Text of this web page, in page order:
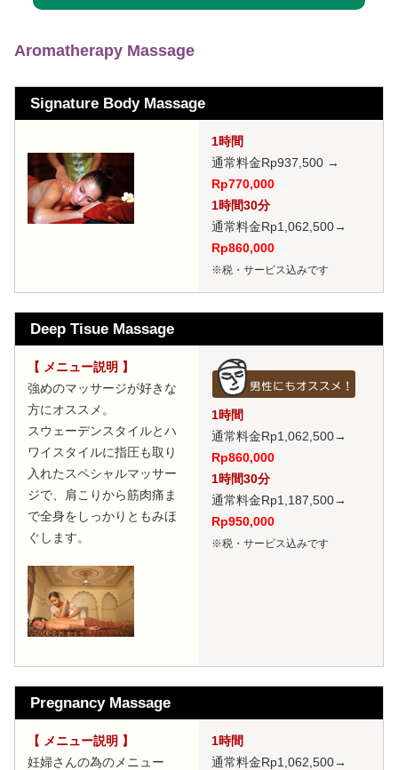
Aromatherapy Massage
Signature Body Massage
1時間
通常料金Rp937,500 →
Rp770,000
1時間30分
通常料金Rp1,062,500→
Rp860,000
※税・サービス込みです
Deep Tisue Massage
【 メニュー説明 】
強めのマッサージが好きな
方にオススメ。
スウェーデンスタイルとハ
ワイスタイルに指圧も取り
入れたスペシャルマッサー
ジで、肩こりから筋肉痛ま
で全身をしっかりともみほ
ぐします。
1時間
通常料金Rp1,062,500→
Rp860,000
1時間30分
通常料金Rp1,187,500→
Rp950,000
※税・サービス込みです
Pregnancy Massage
【 メニュー説明 】
妊婦さんの為のメニュー
1時間
通常料金Rp1,062,500→